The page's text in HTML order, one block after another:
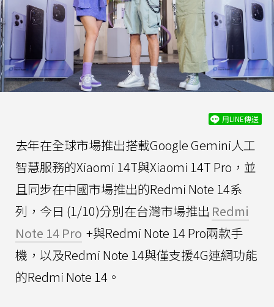
用LINE傳送
去年在全球市場推出搭載Google Gemini人工
智慧服務的Xiaomi 14T與Xiaomi 14T Pro，並
且同步在中國市場推出的Redmi Note 14系
列，今日 (1/10)分別在台灣市場推出 Redmi
Note 14 Pro +與Redmi Note 14 Pro兩款手
機，以及Redmi Note 14與僅支援4G連網功能
的Redmi Note 14。